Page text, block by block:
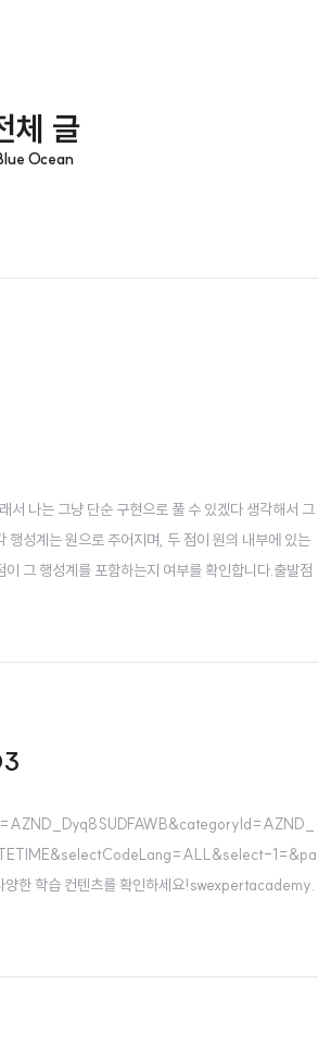
체 글
Ocean
는 그냥 단순 구현으로 풀 수 있겠다 생각해서 그
행성계는 원으로 주어지며, 두 점이 원의 내부에 있는
그 행성계를 포함하는지 여부를 확인합니다.출발점
1=&pa
한 학습 컨텐츠를 확인하세요!swexpertacademy.